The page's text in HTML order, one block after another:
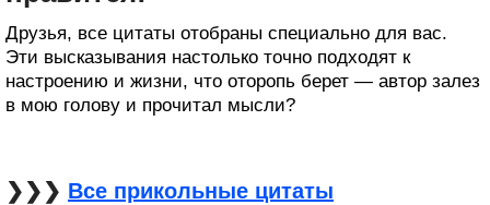
Друзья, все цитаты отобраны специально для вас.
Эти высказывания настолько точно подходят к
настроению и жизни, что оторопь берет — автор залез
в мою голову и прочитал мысли?
❯❯❯ Все прикольные цитаты